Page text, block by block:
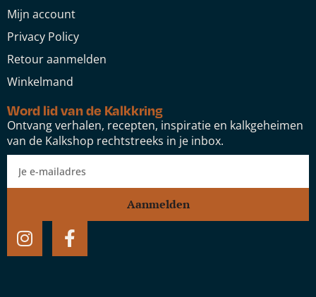
Mijn account
Privacy Policy
Retour aanmelden
Winkelmand
Word lid van de Kalkkring
Ontvang verhalen, recepten, inspiratie en kalkgeheimen
van de Kalkshop rechtstreeks in je inbox.
Aanmelden